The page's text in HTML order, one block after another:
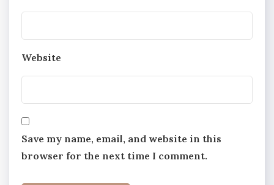
Website
Save my name, email, and website in this
browser for the next time I comment.